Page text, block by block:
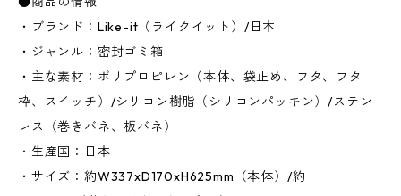
・ブランド：Like-it（ライクイット）/日本
・ジャンル：密封ゴミ箱
・主な素材：ポリプロピレン（本体、袋止め、フタ、フタ
枠、スイッチ）/シリコン樹脂（シリコンパッキン）/ステン
レス（巻きバネ、板バネ）
・生産国：日本
・サイズ：約W337xD170xH625mm（本体）/約